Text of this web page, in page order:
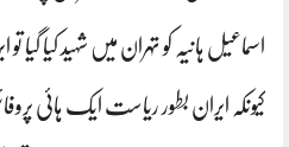
اسماعیل ہانیہ کو تہران میں شہید کیا گیا
کیونکہ ایران بطور ریاست ایک ہائی